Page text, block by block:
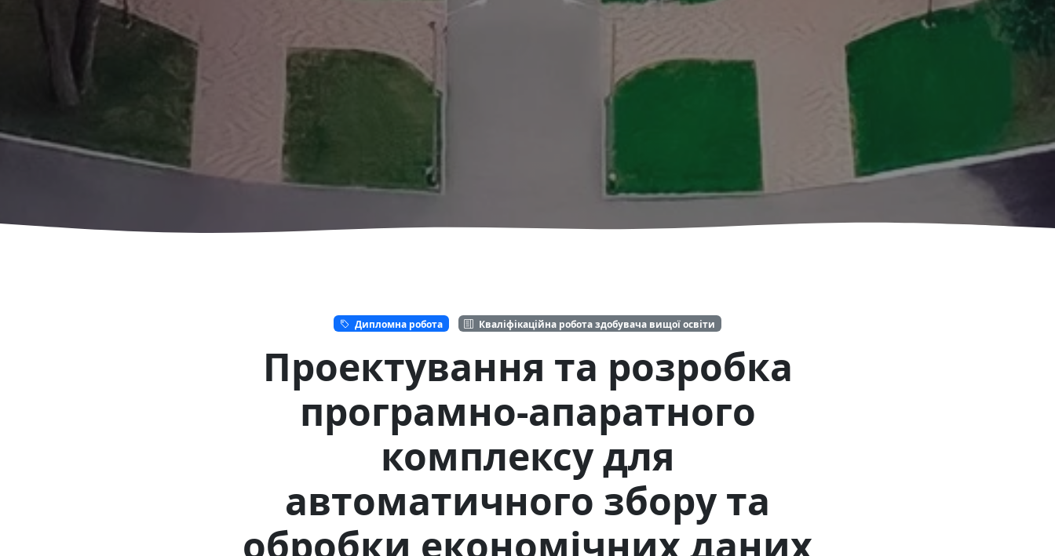
Дипломна робота Кваліфікаційна робота здобувача вищої освіти
Проектування та розробка
програмно-апаратного
комплексу для
автоматичного збору та
обробки економічних даних